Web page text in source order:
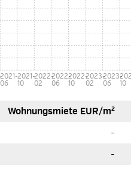
2021-
06
2021-
10
2022-
02
2022-
06
2022-
10
2023-
02
2023-
06
10
Woh­nungs­miete EUR/m²
-
-